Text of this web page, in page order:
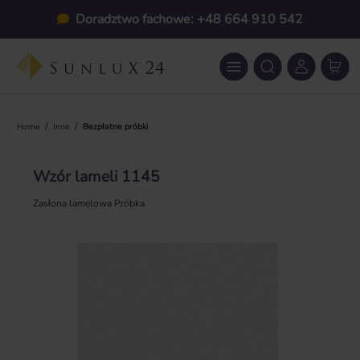
Przejdź do głównej zawartościDoradztwo fachowe: +48 664 910 542
Home / Inne / Bezpłatne próbki
Wzór lameli 1145
Zasłona lamelowa Próbka